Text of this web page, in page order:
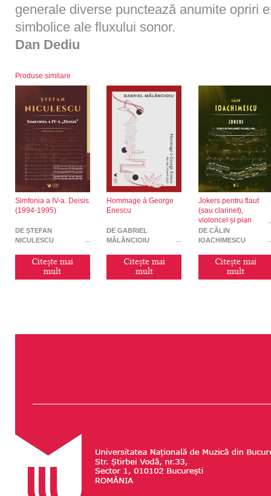
generale diverse punctează anumite opriri
simbolice ale fluxului sonor.
Dan Dediu
Produse similare
Simfonia a IV-a. Deisis
(1994-1995)
DE ȘTEFAN
NICULESCU
Citește mai
mult
Hommage à George
Enescu
DE GABRIEL
MĂLĂNCIOIU
Citește mai
mult
Jokers pentru flaut
(sau clarinet),
violoncel și pian
(2020)
DE CĂLIN
IOACHIMESCU
Citește mai
mult